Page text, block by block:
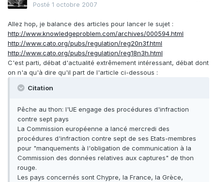
Posté 1 octobre 2007
Allez hop, je balance des articles pour lancer le sujet :
http://www.knowledgeproblem.com/archives/000594.html
http://www.cato.org/pubs/regulation/reg20n3f.html
http://www.cato.org/pubs/regulation/reg18n3h.html
C'est parti, débat d'actualité extrêmement intéressant, débat dont
on n'a qu'à dire qu'il part de l'article ci-dessous :
Citation
Pêche au thon: l'UE engage des procédures d'infraction
contre sept pays
La Commission européenne a lancé mercredi des
procédures d'infraction contre sept de ses Etats-membres
pour "manquements à l'obligation de communication à la
Commission des données relatives aux captures" de thon
rouge.
Les pays concernés sont Chypre, la France, la Grèce,